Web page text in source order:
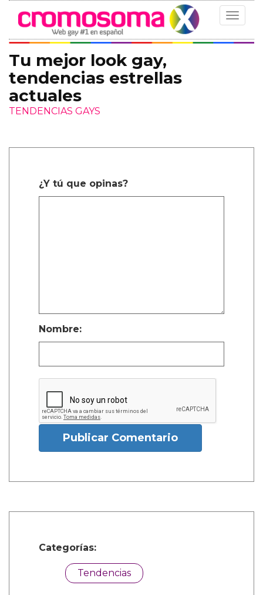
Toggle
Tu mejor look gay,
tendencias estrellas
actuales
TENDENCIAS GAYS
¿Y tú que opinas?
Nombre:
Publicar Comentario
Categorías:
Tendencias